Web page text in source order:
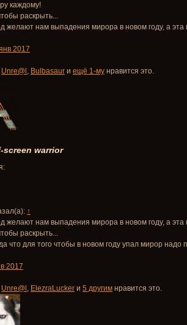
каждому!
раскрыть...
желают нам выпадения мирора в новом году, а
2017
Unre@l , Bulbasaur и ещё 1-му нравится это.
screen warrior
↑
желают нам выпадения мирора в новом году, а
раскрыть...
что для того чтобы в новом году упал мирор надо
2017
Unre@l , ElezraLucker и 5 другим нравится это.